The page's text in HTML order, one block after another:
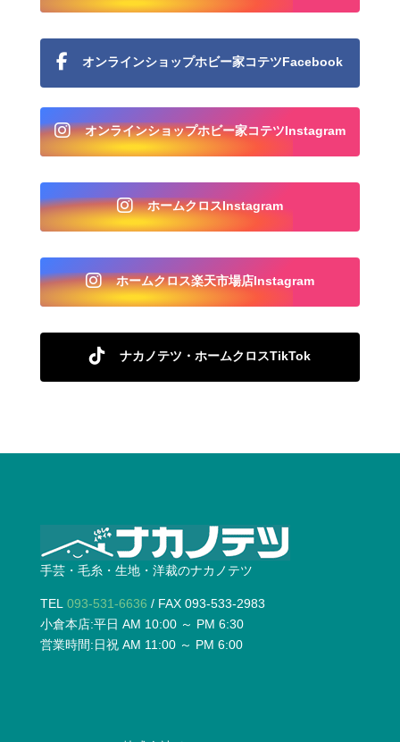
オンラインショップホビー家コテツFacebook
オンラインショップホビー家コテツInstagram
ホームクロスInstagram
ホームクロス楽天市場店Instagram
ナカノテツ・ホームクロスTikTok
手芸・毛糸・生地・洋裁のナカノテツ
TEL 093-531-6636 / FAX 093-533-2983
小倉本店:平日 AM 10:00 ～ PM 6:30
営業時間:日祝 AM 11:00 ～ PM 6:00